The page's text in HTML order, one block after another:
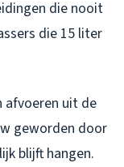
die nooit
die 15 liter
afvoeren uit de
geworden door
blijft hangen.